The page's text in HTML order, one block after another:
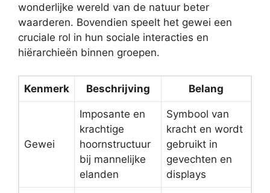
wonderlijke wereld van de natuur beter
waarderen. Bovendien speelt het gewei een
cruciale rol in hun sociale interacties en
hiërarchieën binnen groepen.
Kenmerk Beschrijving Belang
Gewei
Imposante en
krachtige
hoornstructuur
bij mannelijke
elanden
Symbool van
kracht en wordt
gebruikt in
gevechten en
displays